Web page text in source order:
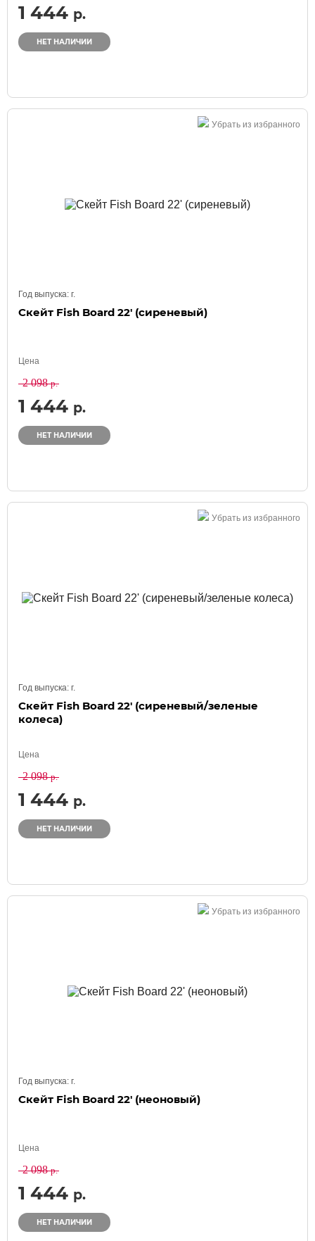
1 444 р.
НЕТ НАЛИЧИИ
Убрать из избранного
Год выпуска: г.
Скейт Fish Board 22' (сиреневый)
Цена
2 098р.
1 444 р.
НЕТ НАЛИЧИИ
Убрать из избранного
Год выпуска: г.
Скейт Fish Board 22' (сиреневый/зеленые
колеса)
Цена
2 098р.
1 444 р.
НЕТ НАЛИЧИИ
Убрать из избранного
Год выпуска: г.
Скейт Fish Board 22' (неоновый)
Цена
2 098р.
1 444 р.
НЕТ НАЛИЧИИ